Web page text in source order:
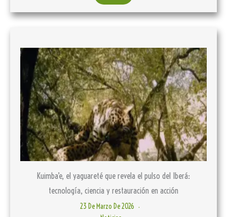
Kuimba’e, el yaguareté que revela el pulso del Iberá:
tecnología, ciencia y restauración en acción
23 De Marzo De 2026